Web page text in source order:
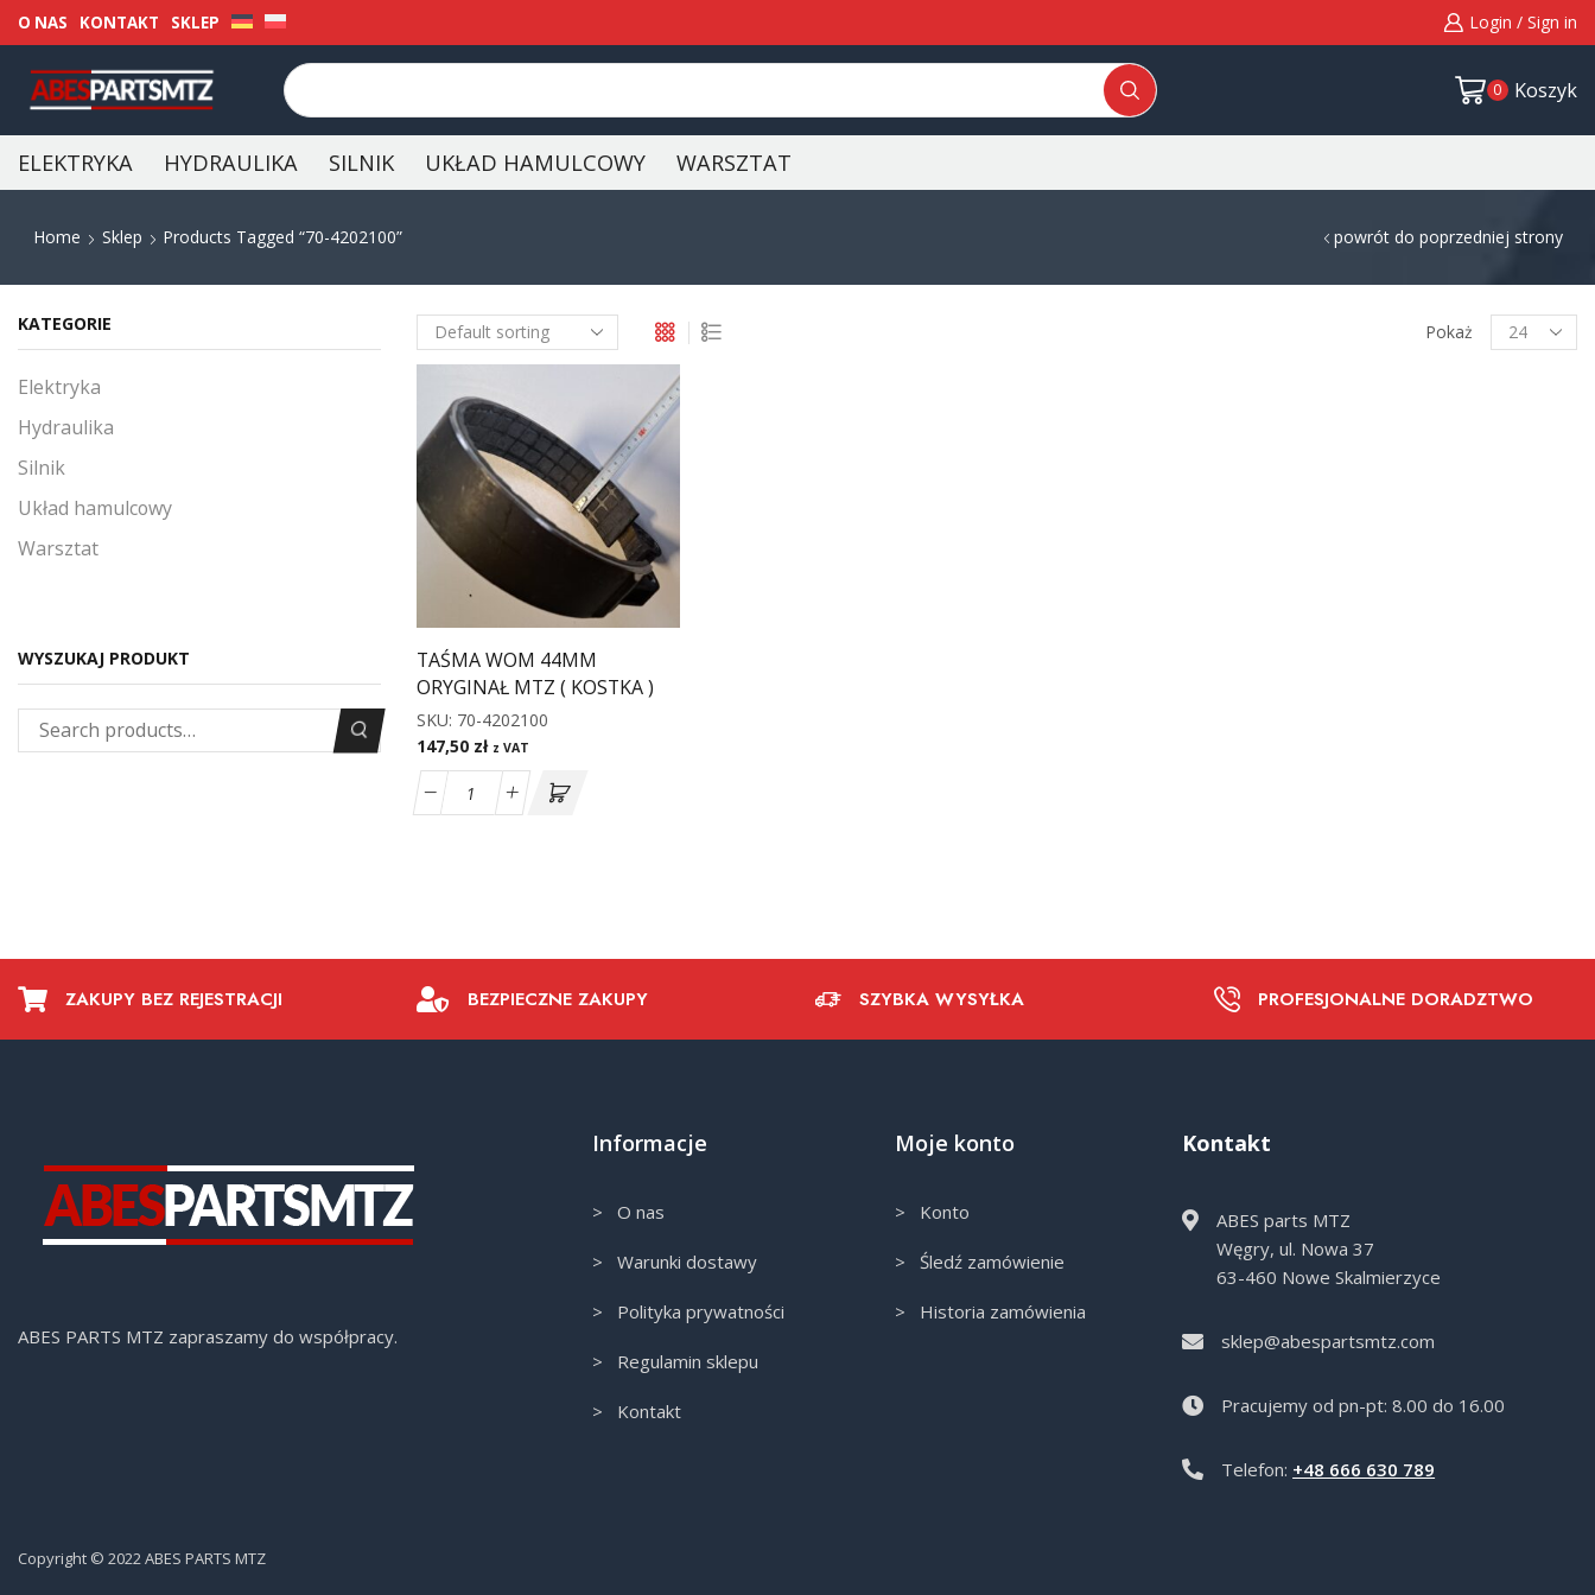
O NAS KONTAKT SKLEP Login / Sign in
0 Koszyk
ELEKTRYKA HYDRAULIKA SILNIK UKŁAD HAMULCOWY WARSZTAT
Home Sklep Products Tagged “70-4202100” powrót do poprzedniej strony
Pokaż
TAŚMA WOM 44MM
ORYGINAŁ MTZ ( KOSTKA )
SKU: 70-4202100
147,50 zł z VAT
KATEGORIE
Elektryka
Hydraulika
Silnik
Układ hamulcowy
Warsztat
WYSZUKAJ PRODUKT
ZAKUPY BEZ REJESTRACJI BEZPIECZNE ZAKUPY SZYBKA WYSYŁKA PROFESJONALNE DORADZTWO
ABES PARTS MTZ zapraszamy do współpracy.
Informacje
> O nas
> Warunki dostawy
> Polityka prywatności
> Regulamin sklepu
> Kontakt
Moje konto
> Konto
> Śledź zamówienie
> Historia zamówienia
Kontakt
ABES parts MTZ
Węgry, ul. Nowa 37
63-460 Nowe Skalmierzyce
sklep@abespartsmtz.com
Pracujemy od pn-pt: 8.00 do 16.00
Telefon: +48 666 630 789
Copyright © 2022 ABES PARTS MTZ